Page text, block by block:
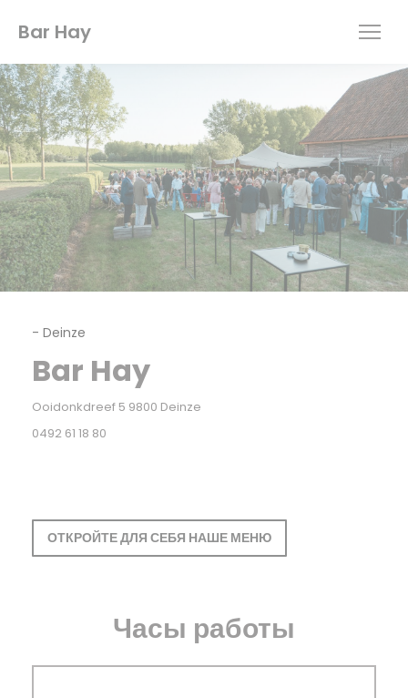
Bar Hay
- Deinze
Bar Hay
Ooidonkdreef 5 9800 Deinze
0492 61 18 80
ОТКРОЙТЕ ДЛЯ СЕБЯ НАШЕ МЕНЮ
Часы работы